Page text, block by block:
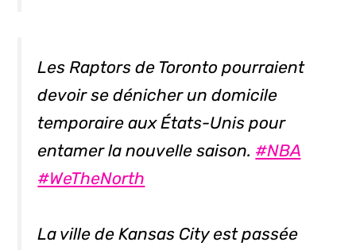
Les Raptors de Toronto pourraient
devoir se dénicher un domicile
temporaire aux États-Unis pour
entamer la nouvelle saison. #NBA
#WeTheNorth
La ville de Kansas City est passée